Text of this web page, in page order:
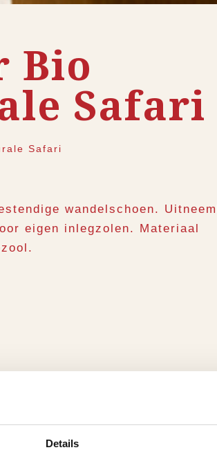
Details
Bio
Safari
Safari
wandelschoen.
eigen inlegzolen. Materiaal